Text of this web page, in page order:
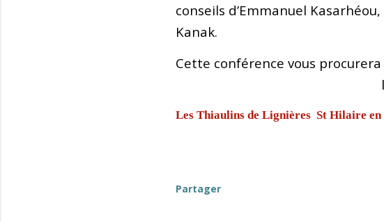
conseils d’Emmanuel
Kanak.
Cette conférence vous
Les Thiaulins de Lignières St Hilaire
Partager